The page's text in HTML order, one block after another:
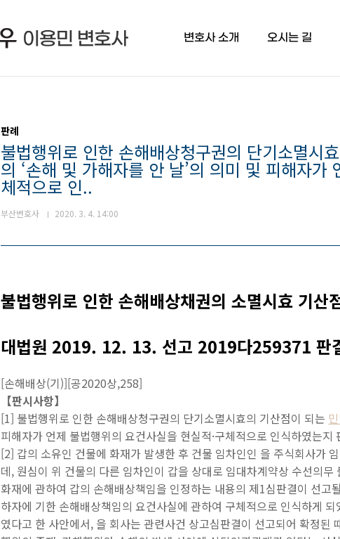
변호사 소개 오시는 길
판례
불법행위로 인한 손해배상청구권의 단기소멸시
의 ‘손해 및 가해자를 안 날’의 의미 및 피해자가
체적으로 인..
부산변호사 2020. 3. 4. 14:00
불법행위로 인한 손해배상채권의 소멸시효 기산
대법원 2019. 12. 13. 선고 2019다259371 판
[손해배상(기)][공2020상,258]
【판시사항】
[1] 불법행위로 인한 손해배상청구권의 단기소멸시효의 기산점이 되는
피해자가 언제 불법행위의 요건사실을 현실적·구체적으로 인식하였는지
[2] 갑의 소유인 건물에 화재가 발생한 후 건물 임차인인 을 주식회사가
데, 원심이 위 건물의 다른 임차인이 갑을 상대로 임대차계약상 수선의
화재에 관하여 갑의 손해배상책임을 인정하는 내용의 제1심판결이 선고
하자에 기한 손해배상책임의 요건사실에 관하여 구체적으로 인식하게
였다고 한 사안에서, 을 회사는 관련사건 상고심판결이 선고되어 확정된